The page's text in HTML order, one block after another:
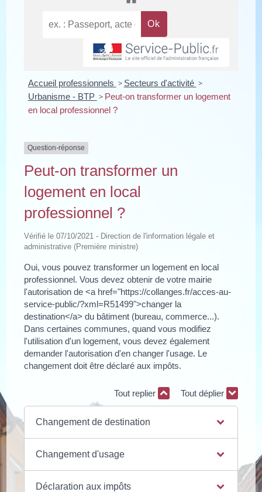
Accueil professionnels > Secteurs d'activité >
Urbanisme - BTP > Peut-on transformer un logement
en local professionnel ?
Question-réponse
Peut-on transformer un
logement en local
professionnel ?
Vérifié le 07/10/2021 - Direction de l'information légale et
administrative (Première ministre)
Oui, vous pouvez transformer un logement en local
professionnel. Vous devez obtenir de votre mairie
l'autorisation de <a href="https://collanges.fr/acces-au-
service-public/?xml=R51499">changer la
destination</a> du bâtiment (bureau, commerce...).
Dans certaines communes, quand vous modifiez
l'utilisation d'un logement, vous devez également
demander l'autorisation d'en changer l'usage. Le
changement doit être déclaré aux impôts.
Tout replier Tout déplier
Changement de destination
Changement d'usage
Déclaration aux impôts